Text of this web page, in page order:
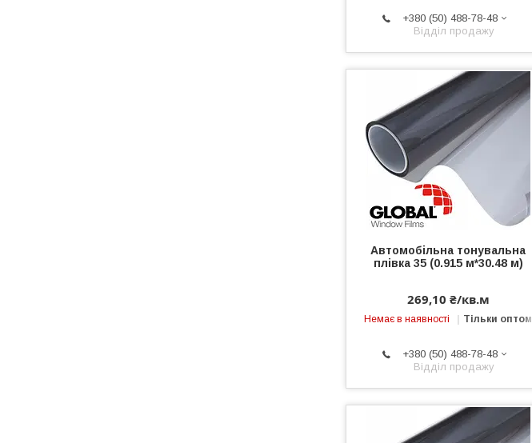
+380 (50) 488-78-48
Відділ продажу
Автомобільна тонувальна
плівка 35 (0.915 м*30.48 м)
269,10 ₴/кв.м
Немає в наявності Тільки оптом
+380 (50) 488-78-48
Відділ продажу